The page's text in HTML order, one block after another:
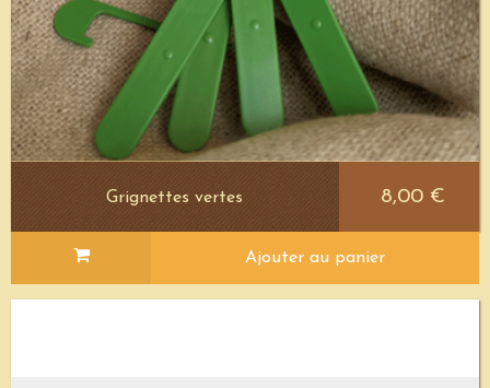
Grignettes vertes 8,00 €
Ajouter au panier